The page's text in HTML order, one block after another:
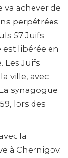
va achever de
perpétrées
57 Juifs
est libérée en
Les Juifs
ville, avec
synagogue
lors des
la
à Chernigov.